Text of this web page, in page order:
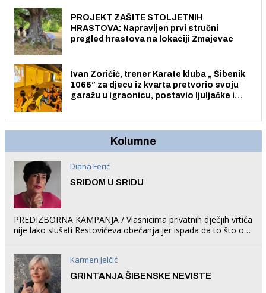
PROJEKT ZAŠITE STOLJETNIH
HRASTOVA: Napravljen prvi stručni
pregled hrastova na lokaciji Zmajevac
Ivan Zoričić, trener Karate kluba „ Šibenik
1066” za djecu iz kvarta pretvorio svoju
garažu u igraonicu, postavio ljuljačke i
Kolumne
Diana Ferić
SRIDOM U SRIDU
PREDIZBORNA KAMPANJA / Vlasnicima privatnih dječjih vrtića
nije lako slušati Restovićeva obećanja jer ispada da to što oni
Karmen Jelčić
GRINTANJA ŠIBENSKE NEVISTE